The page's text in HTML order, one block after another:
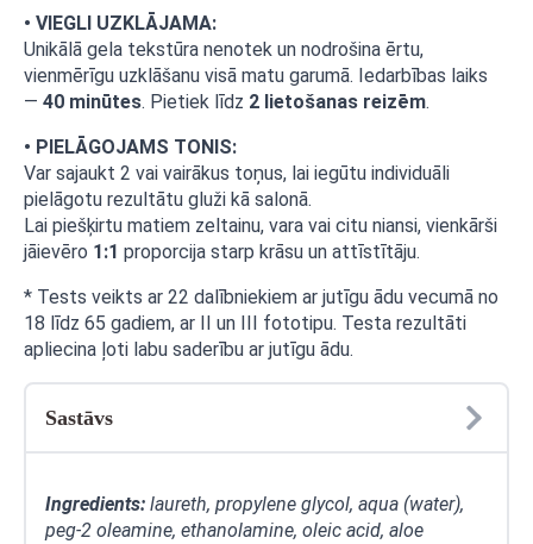
• VIEGLI UZKLĀJAMA:
Unikālā gela tekstūra nenotek un nodrošina ērtu,
vienmērīgu uzklāšanu visā matu garumā. Iedarbības laiks
— 40 minūtes. Pietiek līdz 2 lietošanas reizēm.
• PIELĀGOJAMS TONIS:
Var sajaukt 2 vai vairākus toņus, lai iegūtu individuāli
pielāgotu rezultātu gluži kā salonā.
Lai piešķirtu matiem zeltainu, vara vai citu niansi, vienkārši
jāievēro 1:1 proporcija starp krāsu un attīstītāju.
* Tests veikts ar 22 dalībniekiem ar jutīgu ādu vecumā no
18 līdz 65 gadiem, ar II un III fototipu. Testa rezultāti
apliecina ļoti labu saderību ar jutīgu ādu.
Sastāvs
Ingredients: laureth, propylene glycol, aqua (water),
peg-2 oleamine, ethanolamine, oleic acid, aloe